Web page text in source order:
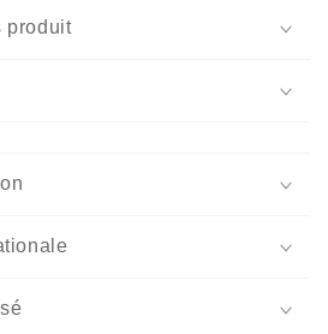
produit